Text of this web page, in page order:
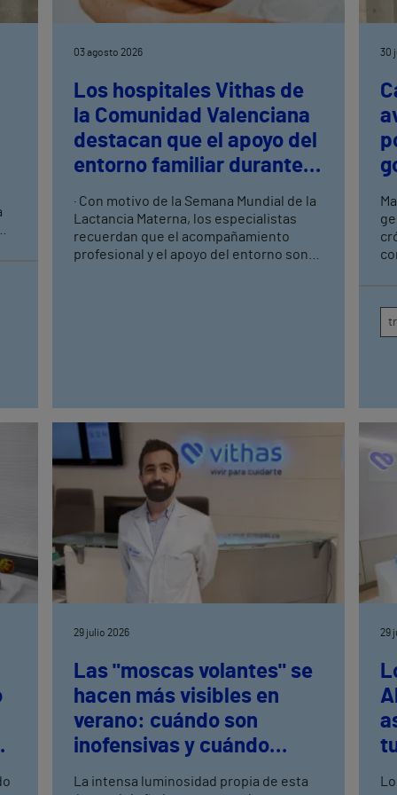
03 agosto 2026
Los hospitales Vithas de
la Comunidad Valenciana
destacan que el apoyo del
entorno familiar durante
clave para el éxito de la
lactancia materna
· Con motivo de la Semana Mundial de la
Lactancia Materna, los especialistas
recuerdan que el acompañamiento
profesional y el apoyo del entorno son
30
29 julio 2026
Las "moscas volantes" se
hacen más visibles en
verano: cuándo son
inofensivas y cuándo
La intensa luminosidad propia de esta
29